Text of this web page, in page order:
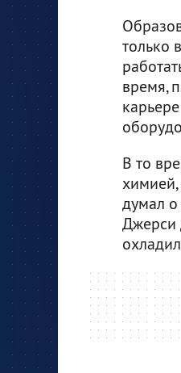
только
время,
В то
химией,
думал
Джерси